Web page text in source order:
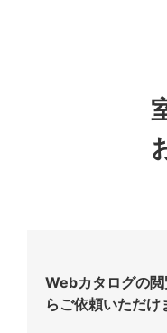
Webカタログの
らご依頼いただけ